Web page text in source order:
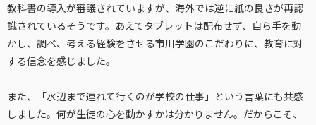
教科書の導入が審議されていますが、海外では逆に紙の良さが再認
識されているそうです。あえてタブレットは配布せず、自ら手を動
かし、調べ、考える経験をさせる市川学園のこだわりに、教育に対
する信念を感じました。
また、「水辺まで連れて行くのが学校の仕事」という言葉にも共感
しました。何が生徒の心を動かすかは分かりません。だからこそ、